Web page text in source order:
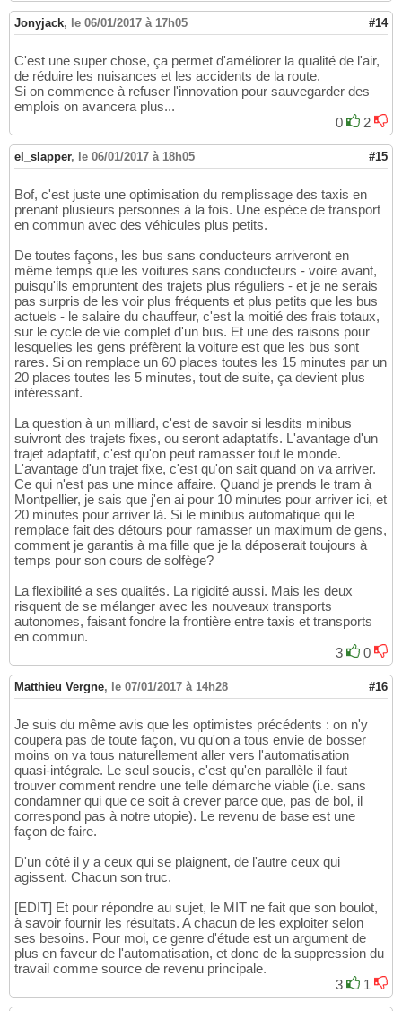
Jonyjack, le 06/01/2017 à 17h05 #14
C'est une super chose, ça permet d'améliorer la qualité de l'air,
de réduire les nuisances et les accidents de la route.
Si on commence à refuser l'innovation pour sauvegarder des
emplois on avancera plus...
0
2
el_slapper, le 06/01/2017 à 18h05 #15
Bof, c'est juste une optimisation du remplissage des taxis en
prenant plusieurs personnes à la fois. Une espèce de transport
en commun avec des véhicules plus petits.
De toutes façons, les bus sans conducteurs arriveront en
même temps que les voitures sans conducteurs - voire avant,
puisqu'ils empruntent des trajets plus réguliers - et je ne serais
pas surpris de les voir plus fréquents et plus petits que les bus
actuels - le salaire du chauffeur, c'est la moitié des frais totaux,
sur le cycle de vie complet d'un bus. Et une des raisons pour
lesquelles les gens préfèrent la voiture est que les bus sont
rares. Si on remplace un 60 places toutes les 15 minutes par un
20 places toutes les 5 minutes, tout de suite, ça devient plus
intéressant.
La question à un milliard, c'est de savoir si lesdits minibus
suivront des trajets fixes, ou seront adaptatifs. L'avantage d'un
trajet adaptatif, c'est qu'on peut ramasser tout le monde.
L'avantage d'un trajet fixe, c'est qu'on sait quand on va arriver.
Ce qui n'est pas une mince affaire. Quand je prends le tram à
Montpellier, je sais que j'en ai pour 10 minutes pour arriver ici, et
20 minutes pour arriver là. Si le minibus automatique qui le
remplace fait des détours pour ramasser un maximum de gens,
comment je garantis à ma fille que je la déposerait toujours à
temps pour son cours de solfège?
La flexibilité a ses qualités. La rigidité aussi. Mais les deux
risquent de se mélanger avec les nouveaux transports
autonomes, faisant fondre la frontière entre taxis et transports
en commun.
3
0
Matthieu Vergne, le 07/01/2017 à 14h28 #16
Je suis du même avis que les optimistes précédents : on n'y
coupera pas de toute façon, vu qu'on a tous envie de bosser
moins on va tous naturellement aller vers l'automatisation
quasi-intégrale. Le seul soucis, c'est qu'en parallèle il faut
trouver comment rendre une telle démarche viable (i.e. sans
condamner qui que ce soit à crever parce que, pas de bol, il
correspond pas à notre utopie). Le revenu de base est une
façon de faire.
D'un côté il y a ceux qui se plaignent, de l'autre ceux qui
agissent. Chacun son truc.
[EDIT] Et pour répondre au sujet, le MIT ne fait que son boulot,
à savoir fournir les résultats. A chacun de les exploiter selon
ses besoins. Pour moi, ce genre d'étude est un argument de
plus en faveur de l'automatisation, et donc de la suppression du
travail comme source de revenu principale.
3
1